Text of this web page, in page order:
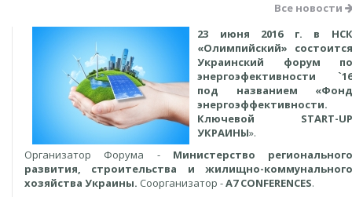
Все новости
23 июня 2016 г. в НСК
«Олимпийский» состоится
Украинский форум по
энергоэфективности `16
под названием «Фонд
энергоэффективности.
Ключевой START-UP
УКРАИНЫ».
Организатор Форума - Министерство регионального
развития, строительства и жилищно-коммунального
хозяйства Украины. Соорганизатор -A7 CONFERENCES.